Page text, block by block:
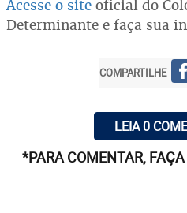
Acesse o site oficial do
Determinante e faça sua
COMPARTILHE
LEIA 0
*PARA COMENTAR,